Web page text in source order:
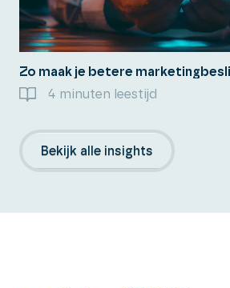
4 minuten leestijd
Bekijk alle insights